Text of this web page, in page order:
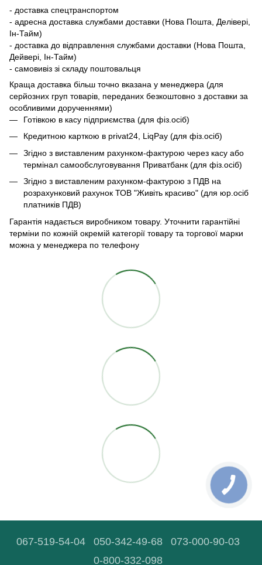
- доставка спецтранспортом
- адресна доставка службами доставки (Нова Пошта, Делівері,
Ін-Тайм)
- доставка до відправлення службами доставки (Нова Пошта,
Дейвері, Ін-Тайм)
- самовивіз зі складу поштовальця
Краща доставка більш точно вказана у менеджера (для
серйозних груп товарів, переданих безкоштовно з доставки за
особливими дорученнями)
Готівкою в касу підприємства (для фіз.осіб)
Кредитною карткою в privat24, LiqPay (для фіз.осіб)
Згідно з виставленим рахунком-фактурою через касу або
термінал самообслуговування Приватбанк (для фіз.осіб)
Згідно з виставленим рахунком-фактурою з ПДВ на
розрахунковий рахунок ТОВ "Живіть красиво" (для юр.осіб
платників ПДВ)
Гарантія надається виробником товару. Уточнити гарантійні
терміни по кожній окремій категорії товару та торгової марки
можна у менеджера по телефону
067-519-54-04 050-342-49-68
073-000-90-03
0-800-332-098